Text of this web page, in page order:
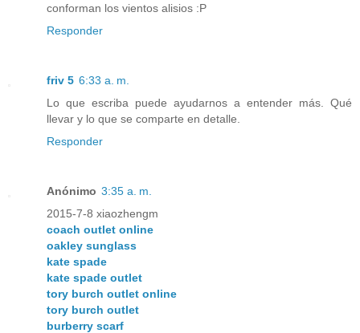
conforman los vientos alisios :P
Responder
friv 5 6:33 a. m.
Lo que escriba puede ayudarnos a entender más. Qué
llevar y lo que se comparte en detalle.
Responder
Anónimo 3:35 a. m.
2015-7-8 xiaozhengm
coach outlet online
oakley sunglass
kate spade
kate spade outlet
tory burch outlet online
tory burch outlet
burberry scarf